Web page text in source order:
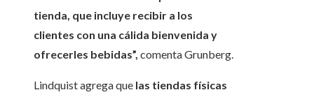
tienda, que incluye recibir a los
clientes con una cálida bienvenida y
ofrecerles bebidas”, comenta Grunberg.
Lindquist agrega que las tiendas físicas